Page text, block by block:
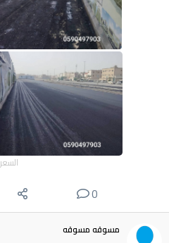
السعر
0
مسوقه مسوقه